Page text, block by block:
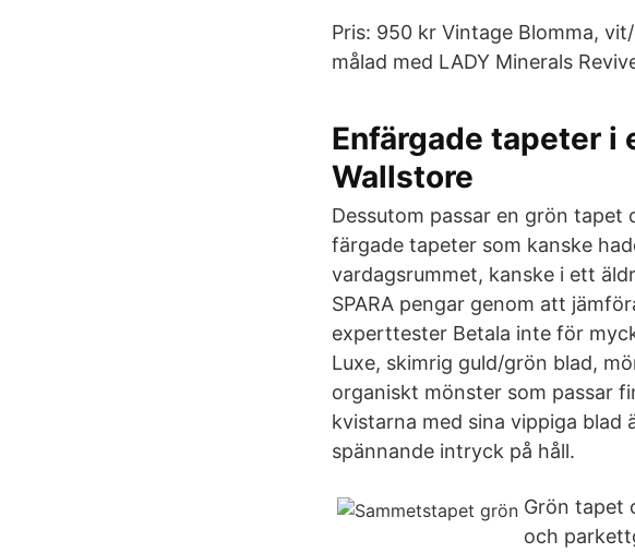
Pris: 950 kr Vintage Blomma,
målad med LADY Minerals
Enfärgade tapeter i
Wallstore
Dessutom passar en grön tapet
färgade tapeter som kanske
vardagsrummet, kanske i ett
SPARA pengar genom att
experttester Betala inte för
Luxe, skimrig guld/grön blad,
organiskt mönster som passar
kvistarna med sina vippiga
spännande intryck på håll.
Grön tapet
och